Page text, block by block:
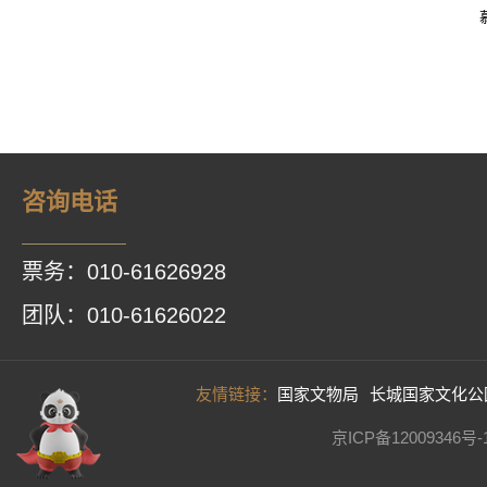
咨询电话
票务：010-61626928
团队：010-61626022
友情链接： 国家文物局 长城国家文化公
京ICP备12009346号-